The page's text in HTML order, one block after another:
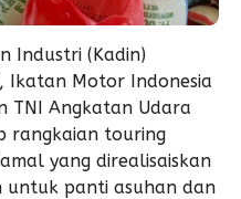
Industri (Kadin)
Ikatan Motor Indonesia
TNI Angkatan Udara
rangkaian touring
yang direalisaiskan
panti asuhan dan